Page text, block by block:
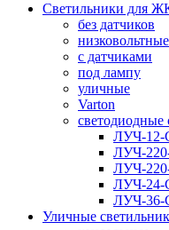
Светильники для
без датчиков
низковольтные
с датчиками
под лампу
уличные
Varton
светодиодные
ЛУЧ-12-
ЛУЧ-
ЛУЧ-
ЛУЧ-24-
ЛУЧ-36-
Уличные